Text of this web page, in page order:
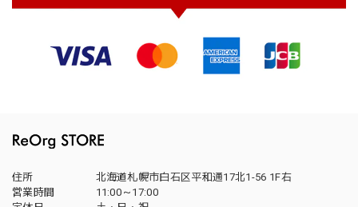
住所
北海道札幌市白石区平和通17北1-56 1F右
営業時間
11:00～17:00